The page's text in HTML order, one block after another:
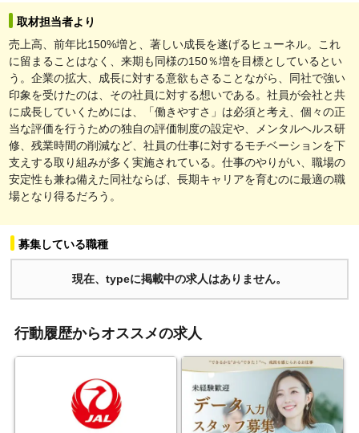
取材担当者より
売上高、前年比150%増と、著しい成長を遂げるヒューネル。これ
に留まることはなく、来期も同様の150％増を目標としているとい
う。企業の拡大、成長に対する意欲もさることながら、同社で強い
印象を受けたのは、その社員に対する想いである。社員が会社と共
に成長していくためには、「働きやすさ」は必須と考え、個々の正
当な評価を行うための独自の評価制度の設定や、メンタルヘルス研
修、残業時間の削減など、社員の仕事に対するモチベーションを下
支えする取り組みが多く実施されている。仕事のやりがい、職場の
安定性も兼ね備えた同社ならば、長期キャリアを育むのに最適の職
場となり得るだろう。
募集している職種
現在、typeに掲載中の求人はありません。
行動履歴からオススメの求人